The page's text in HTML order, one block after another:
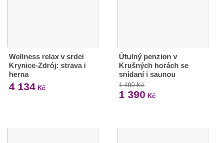
Wellness relax v srdci
Krynice-Zdrój: strava i
herna
4 134 Kč
Útulný penzion v
Krušných horách se
snídaní i saunou
1 490 Kč
1 390 Kč